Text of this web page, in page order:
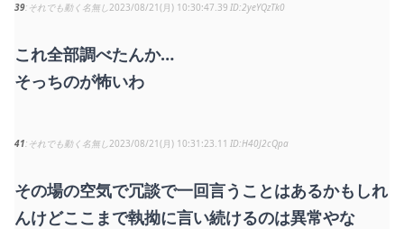
39 それでも動く名無し 2023/08/21(月) 10:30:47.39 2yeYQzTk0
これ全部調べたんか…
そっちのが怖いわ
41 それでも動く名無し 2023/08/21(月) 10:31:23.11 H40J2cQpa
その場の空気で冗談で一回言うことはあるかもしれ
んけどここまで執拗に言い続けるのは異常やな